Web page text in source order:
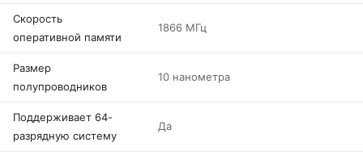
Скорость
оперативной памяти
1866 МГц
Размер
полупроводников
10 нанометра
Поддерживает 64-
разрядную систему
Да